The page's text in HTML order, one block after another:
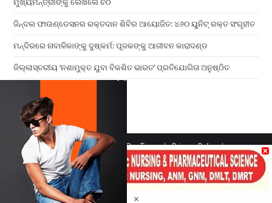
ଜିନ୍ଦଲ ଫାଉଣ୍ଡେସନର ରକ୍ତଦାନ ଶିବିର ଆୟୋଜିତ: ୪୬୦ ୟୁନିଟ୍ ରକ୍ତ ସଂଗୃହୀତ
ମନ୍ଦିରରେ ନାବାଳିକାଙ୍କୁ ଦୁଷ୍କର୍ମ: ପୂଜକଙ୍କୁ ଆଜୀବନ କାରାଦଣ୍ଡ
ଜିଲ୍ଲାସ୍ତରୀୟ ‘ନଶାମୁକ୍ତ ଯୁବା ବିକଶିତ ଭାରତ’ ପ୍ରତିଯୋଗିତା ଅନୁଷ୍ଠିତ
Home Contact us Our Team
Privacy Policy
Terms & Conditions
Copyright 2026 - ATV Angul All Rights Reserved
Made with ❤️ By UPDIGIT
×
×